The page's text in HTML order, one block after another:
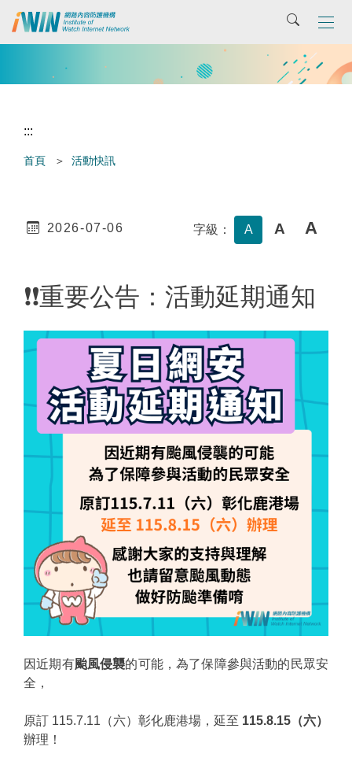
主
要
搜尋
:::
首頁 活動快訊
2026-07-06 字級： A A A
❗❗重要公告：活動延期通知
因近期有颱風侵襲的可能，為了保障參與活動的民眾安
全，
原訂 115.7.11（六）彰化鹿港場，延至 115.8.15（六）
辦理！